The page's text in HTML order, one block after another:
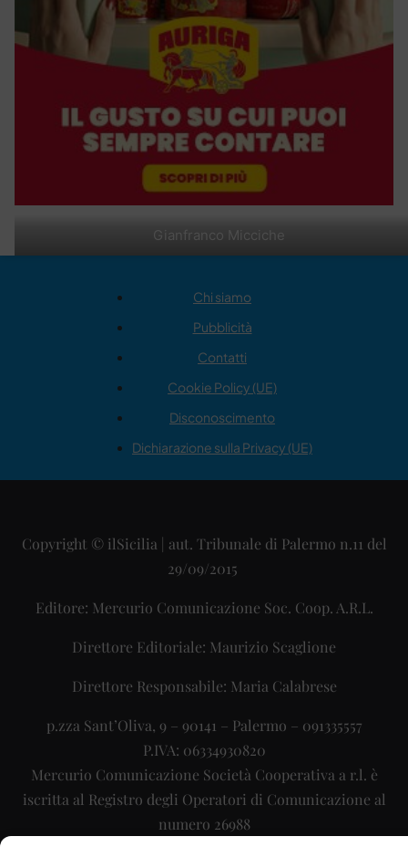
Gianfranco Micciche
Chi siamo
Pubblicità
Contatti
Cookie Policy (UE)
Disconoscimento
Dichiarazione sulla Privacy (UE)
Copyright © ilSicilia | aut. Tribunale di Palermo n.11 del
29/09/2015
Editore: Mercurio Comunicazione Soc. Coop. A.R.L.
Direttore Editoriale: Maurizio Scaglione
Direttore Responsabile: Maria Calabrese
p.zza Sant’Oliva, 9 – 90141 – Palermo – 091335557
P.IVA: 06334930820
Mercurio Comunicazione Società Cooperativa a r.l. è
iscritta al Registro degli Operatori di Comunicazione al
numero 26988